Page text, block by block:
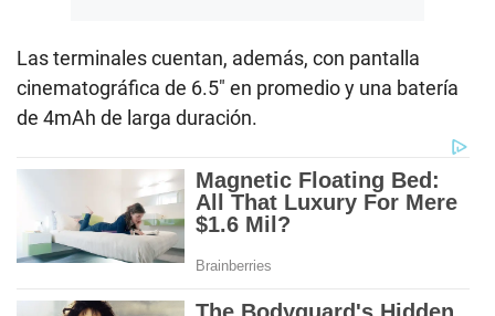
Las terminales cuentan, además, con pantalla
cinematográfica de 6.5″ en promedio y una batería
de 4mAh de larga duración.